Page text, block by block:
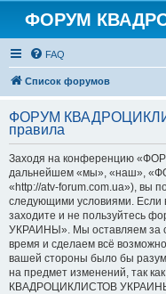
ФОРУМ
FAQ
Список форумов
ФОРУМ
правила
Заходя на конференцию
дальнейшем «мы», «наш»,
«http://atv-forum.com.ua»), вы
следующими условиями. Если
заходите и не
УКРАИНЫ». Мы оставляем за
время и сделаем всё
вашей стороны было бы
на предмет изменений, так
КВАДРОЦИКЛИСТОВ